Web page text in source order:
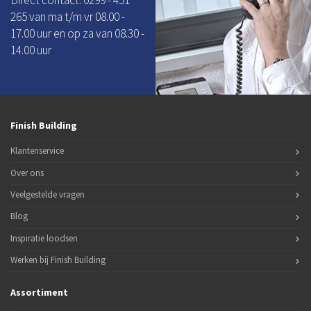
265 van ma t/m vr 08.00 -
17.00 uur en op za van 08.30 -
14.00 uur
Finish Building
Klantenservice
Over ons
Veelgestelde vragen
Blog
Inspiratie loodsen
Werken bij Finish Building
Assortiment